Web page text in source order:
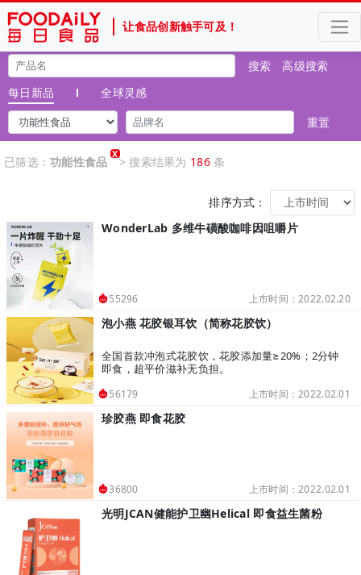
让食品创新触手可及！
搜索
高级搜索
每日新品
全球灵感
重置
已筛选：功能性食品
X
> 搜索结果为 186条
排序方式：
WonderLab 多维牛磺酸咖啡因咀嚼片
55296 上市时间：2022.02.20
泡小燕 花胶银耳饮（简称花胶饮）
全国首款冲泡式花胶饮，花胶添加量≥20%；2分钟
即食，超平价滋补无负担。
56179 上市时间：2022.02.01
珍胶燕 即食花胶
36800 上市时间：2022.02.01
光明JCAN健能护卫幽Helical 即食益生菌粉